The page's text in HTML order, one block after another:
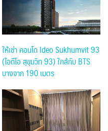
ให้เช่า คอนโด Ideo Sukhumvit 93
(ไอดีโอ สุขุมวิท 93) ใกล้กับ BTS
บางจาก 190 เมตร